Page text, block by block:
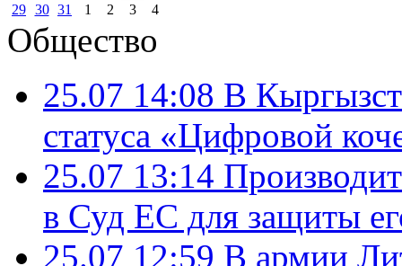
29 30 31 1 2 3 4
Общество
25.07 14:08 В
статуса «Цифровой
25.07 13:14
в Суд ЕС для защиты
25.07 12:59 В армии